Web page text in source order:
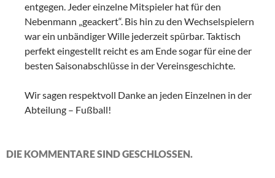
entgegen. Jeder einzelne Mitspieler hat für den
Nebenmann „geackert“. Bis hin zu den Wechselspielern
war ein unbändiger Wille jederzeit spürbar. Taktisch
perfekt eingestellt reicht es am Ende sogar für eine der
besten Saisonabschlüsse in der Vereinsgeschichte.
Wir sagen respektvoll Danke an jeden Einzelnen in der
Abteilung – Fußball!
DIE KOMMENTARE SIND GESCHLOSSEN.